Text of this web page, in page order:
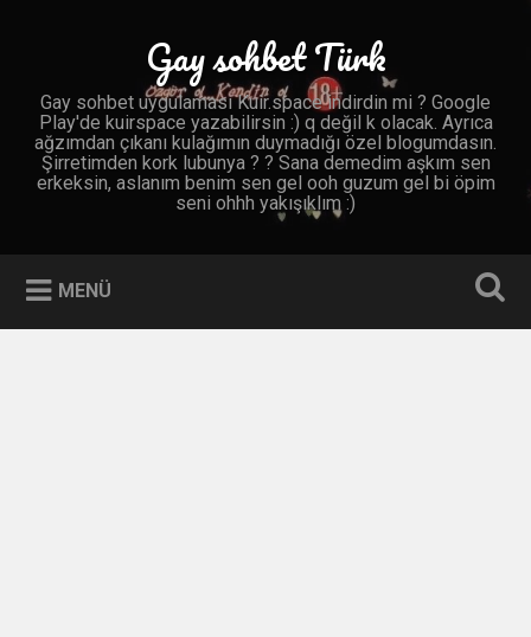
Gay sohbet Türk
Gay sohbet uygulaması Kuir.space indirdin mi ? Google
Play'de kuirspace yazabilirsin :) q değil k olacak. Ayrıca
ağzımdan çıkanı kulağımın duymadığı özel blogumdasın.
Şirretimden kork lubunya ? ? Sana demedim aşkım sen
erkeksin, aslanım benim sen gel ooh guzum gel bi öpim
seni ohhh yakışıklım :)
MENÜ